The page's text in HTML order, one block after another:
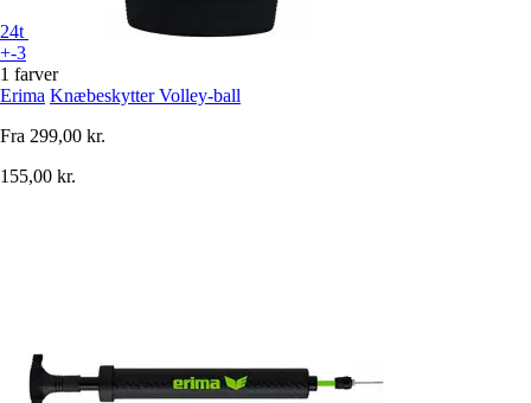
24t
+-3
1 farver
Erima Knæbeskytter Volley-ball
Fra 299,00 kr.
155,00 kr.